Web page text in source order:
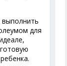
выполнить
для